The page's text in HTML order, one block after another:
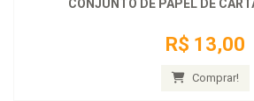
CONJUNTO DE PAPEL DE
R$ 13,00
Comprar!